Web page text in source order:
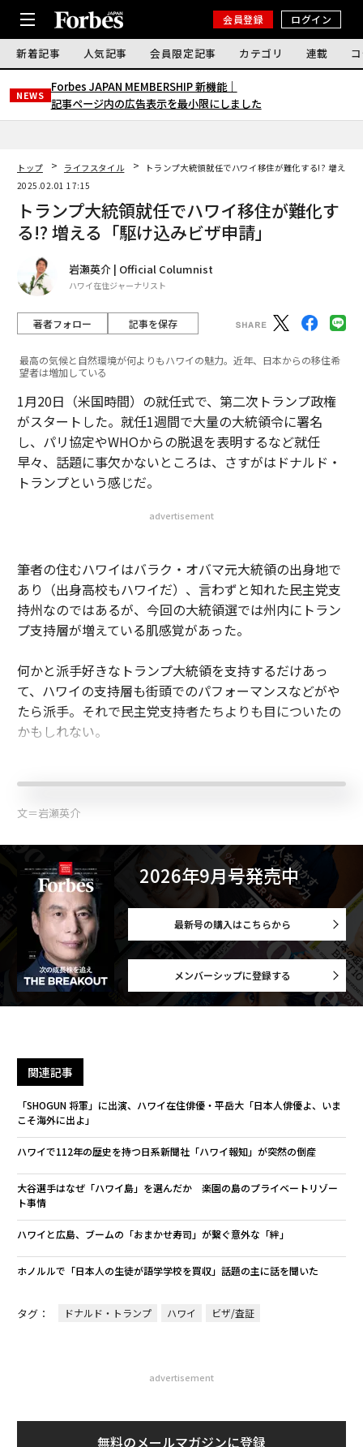
会員登録 ログイン
新着記事 人気記事 会員限定記事 カテゴリ 連載
NEWS
Forbes JAPAN MEMBERSHIP 新機能｜
記事ページ内の広告表示を最小限にしました
トップ ライフスタイル
トランプ大統領就任でハワイ移住が難化する!? 増える
2025.02.01 17:15
トランプ大統領就任でハワイ移住が難化す
る!? 増える「駆け込みビザ申請」
岩瀬英介 | Official Columnist
ハワイ在住ジャーナリスト
著者フォロー 記事を保存
最高の気候と自然環境が何よりもハワイの魅力。近年、日本からの移住希
望者は増加している
1月20日（米国時間）の就任式で、第二次トランプ政権
がスタートした。就任1週間で大量の大統領令に署名
し、パリ協定やWHOからの脱退を表明するなど就任
早々、話題に事欠かないところは、さすがはドナルド・
トランプという感じだ。
advertisement
筆者の住むハワイはバラク・オバマ元大統領の出身地で
あり（出身高校もハワイだ）、言わずと知れた民主党支
持州なのではあるが、今回の大統領選では州内にトラン
プ支持層が増えている肌感覚があった。
何かと派手好きなトランプ大統領を支持するだけあっ
て、ハワイの支持層も街頭でのパフォーマンスなどがや
たら派手。それで民主党支持者たちよりも目についたの
かもしれない。
文＝岩瀬英介
2026年9月号発売中
メンバーシップに登録する